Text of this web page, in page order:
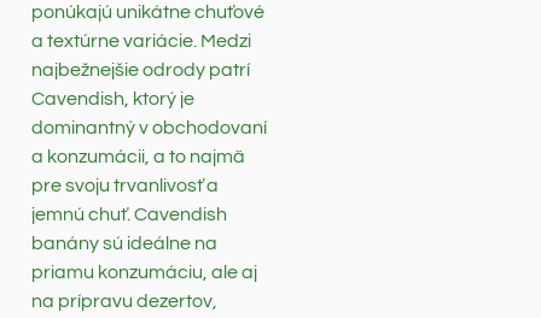
ponúkajú unikátne chuťové
a textúrne variácie. Medzi
najbežnejšie odrody patrí
Cavendish, ktorý je
dominantný v obchodovaní
a konzumácii, a to najmä
pre svoju trvanlivosť a
jemnú chuť. Cavendish
banány sú ideálne na
priamu konzumáciu, ale aj
na prípravu dezertov,